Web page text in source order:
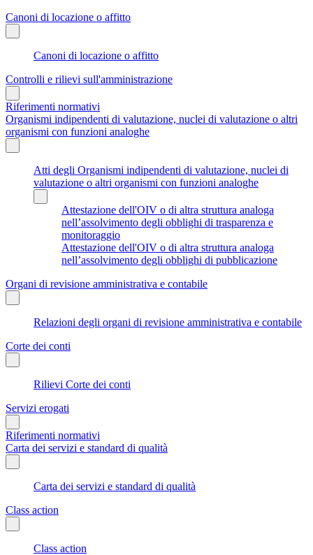
Canoni di locazione o affitto
Canoni di locazione o affitto
Controlli e rilievi sull'amministrazione
Riferimenti normativi
Organismi indipendenti di valutazione, nuclei di valutazione o altri
organismi con funzioni analoghe
Atti degli Organismi indipendenti di valutazione, nuclei di
valutazione o altri organismi con funzioni analoghe
Attestazione dell'OIV o di altra struttura analoga
nell’assolvimento degli obblighi di trasparenza e
monitoraggio
Attestazione dell'OIV o di altra struttura analoga
nell’assolvimento degli obblighi di pubblicazione
Organi di revisione amministrativa e contabile
Relazioni degli organi di revisione amministrativa e contabile
Corte dei conti
Rilievi Corte dei conti
Servizi erogati
Riferimenti normativi
Carta dei servizi e standard di qualità
Carta dei servizi e standard di qualità
Class action
Class action